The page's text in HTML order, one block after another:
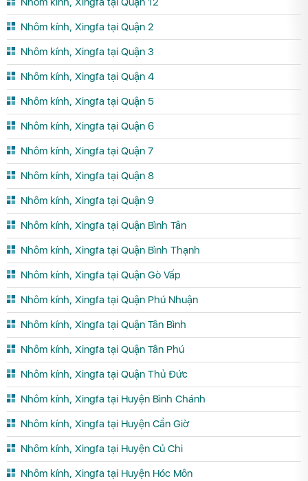
Nhôm kính, Xingfa tại Quận 2
Nhôm kính, Xingfa tại Quận 3
Nhôm kính, Xingfa tại Quận 4
Nhôm kính, Xingfa tại Quận 5
Nhôm kính, Xingfa tại Quận 6
Nhôm kính, Xingfa tại Quận 7
Nhôm kính, Xingfa tại Quận 8
Nhôm kính, Xingfa tại Quận 9
Nhôm kính, Xingfa tại Quận Bình Tân
Nhôm kính, Xingfa tại Quận Bình Thạnh
Nhôm kính, Xingfa tại Quận Gò Vấp
Nhôm kính, Xingfa tại Quận Phú Nhuận
Nhôm kính, Xingfa tại Quận Tân Bình
Nhôm kính, Xingfa tại Quận Tân Phú
Nhôm kính, Xingfa tại Quận Thủ Đức
Nhôm kính, Xingfa tại Huyện Bình Chánh
Nhôm kính, Xingfa tại Huyện Cần Giờ
Nhôm kính, Xingfa tại Huyện Củ Chi
Nhôm kính, Xingfa tại Huyện Hóc Môn